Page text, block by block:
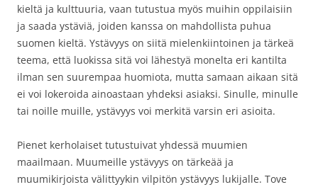
kieltä ja kulttuuria, vaan tutustua myös muihin oppilaisiin
ja saada ystäviä, joiden kanssa on mahdollista puhua
suomen kieltä. Ystävyys on siitä mielenkiintoinen ja tärkeä
teema, että luokissa sitä voi lähestyä monelta eri kantilta
ilman sen suurempaa huomiota, mutta samaan aikaan sitä
ei voi lokeroida ainoastaan yhdeksi asiaksi. Sinulle, minulle
tai noille muille, ystävyys voi merkitä varsin eri asioita.
Pienet kerholaiset tutustuivat yhdessä muumien
maailmaan. Muumeille ystävyys on tärkeää ja
muumikirjoista välittyykin vilpitön ystävyys lukijalle. Tove